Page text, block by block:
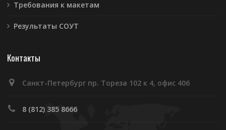
Требования к макетам
Результаты СОУТ
Контакты
Санкт-Петербург пр. Тореза 102 к 4, офис 406
8 (812) 385 8666